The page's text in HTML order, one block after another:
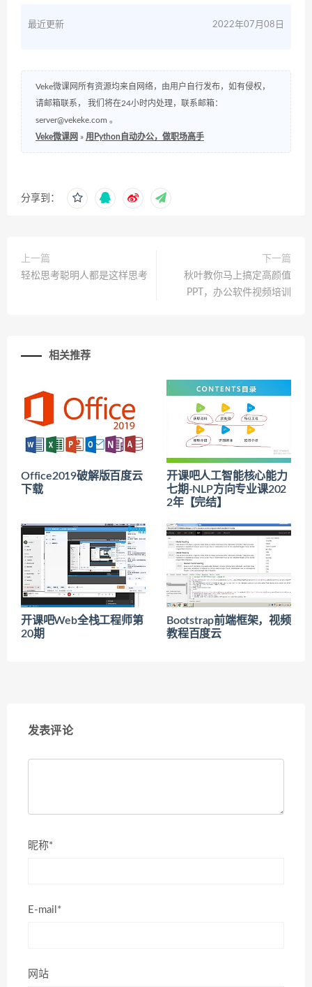
最近更新 2022年07月08日
Veke微课网所有资源均来自网络，由用户自行发布，如有侵权，
请邮箱联系， 我们将在24小时内处理，联系邮箱：
server@vekeke.com 。
Veke微课网 » 用Python自动办公，做职场高手
分享到：
上一篇
轻松思考聪明人都是这样思考
下一篇
秋叶教你马上搞定高颜值
PPT，办公软件视频培训
相关推荐
Office2019破解版百度云
下载
开课吧人工智能核心能力
七期-NLP方向专业课202
2年【完结】
开课吧Web全栈工程师第
20期
Bootstrap前端框架，视频
教程百度云
发表评论
昵称*
E-mail*
网站